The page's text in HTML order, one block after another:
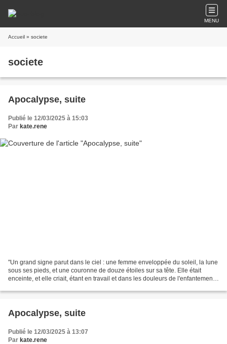
MENU
Accueil » societe
societe
Apocalypse, suite
Publié le 12/03/2025 à 15:03
Par kate.rene
"Un grand signe parut dans le ciel : une femme enveloppée du soleil, la lune
sous ses pieds, et une couronne de douze étoiles sur sa tête. Elle était
enceinte, et elle criait, étant en travail et dans les douleurs de l'enfantement...
Apocalypse, suite
Publié le 12/03/2025 à 13:07
Par kate.rene